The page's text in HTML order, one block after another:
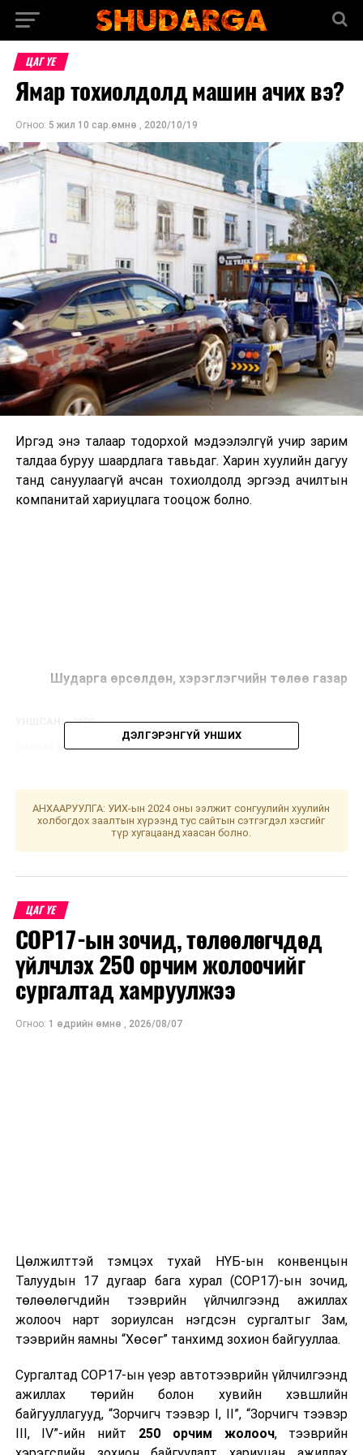
ЦАГ ҮЕ
Ямар тохиолдолд машин ачих вэ?
Огноо: 5 жил 10 сар.өмнө , 2020/10/19
Иргэд энэ талаар тодорхой мэдээлэлгүй учир зарим
талдаа буруу шаардлага тавьдаг. Харин хуулийн дагуу
танд сануулаагүй ачсан тохиолдолд эргээд ачилтын
компанитай хариуцлага тооцож болно.
Шударга өрсөлдөн, хэрэглэгчийн төлөө газар
3689
ДАРААХ МЭДЭЭ
ӨМНӨХ МЭДЭЭ
Перугийн алдарт Мачу Пикчу
ДЭЛГЭРЭНГҮЙ УНШИХ
АНХААРУУЛГА: УИХ-ын 2024 оны ээлжит сонгуулийн хуулийн
холбогдох заалтын хүрээнд тус сайтын сэтгэгдэл хэсгийг
түр хугацаанд хаасан болно.
ЦАГ ҮЕ
COP17-ын зочид, төлөөлөгчдөд
үйлчлэх 250 орчим жолоочийг
сургалтад хамруулжээ
Огноо: 1 өдрийн өмнө , 2026/08/07
Цөлжилттэй тэмцэх тухай НҮБ-ын конвенцын
Талуудын 17 дугаар бага хурал (COP17)-ын зочид,
төлөөлөгчдийн тээврийн үйлчилгээнд ажиллах
жолооч нарт зориулсан нэгдсэн сургалтыг Зам,
тээврийн яамны “Хөсөг” танхимд зохион байгууллаа.
Сургалтад COP17-ын үеэр автотээврийн үйлчилгээнд
ажиллах төрийн болон хувийн хэвшлийн
байгууллагууд, “Зорчигч тээвэр I, II”, “Зорчигч тээвэр
III, IV”-ийн нийт 250 орчим жолооч, тээврийн